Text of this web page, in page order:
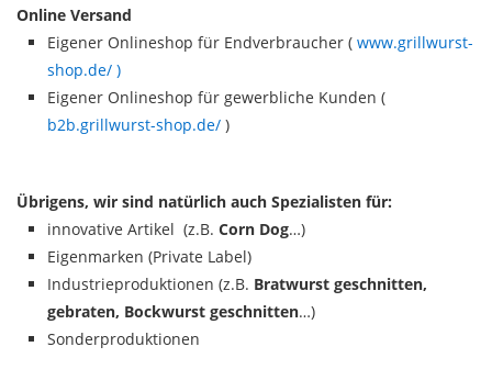
Online Versand
Eigener Onlineshop für Endverbraucher ( www.grillwurst-
shop.de/ )
Eigener Onlineshop für gewerbliche Kunden (
b2b.grillwurst-shop.de/ )
Übrigens, wir sind natürlich auch Spezialisten für:
innovative Artikel (z.B. Corn Dog…)
Eigenmarken (Private Label)
Industrieproduktionen (z.B. Bratwurst geschnitten,
gebraten, Bockwurst geschnitten…)
Sonderproduktionen